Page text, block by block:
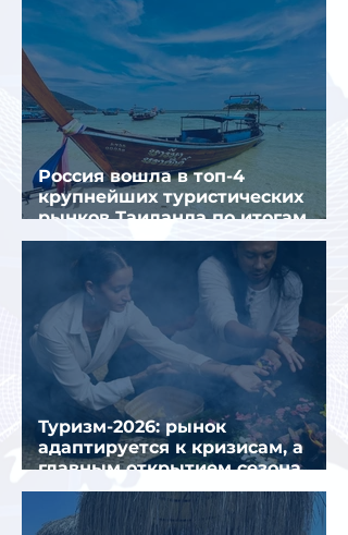
Россия вошла в топ-4
крупнейших туристических
рынков Таиланда по итогам
семи месяцев 2026 года
Туризм-2026: рынок
адаптируется к кризисам, а
главным открытием сезона
стал Вьетнам